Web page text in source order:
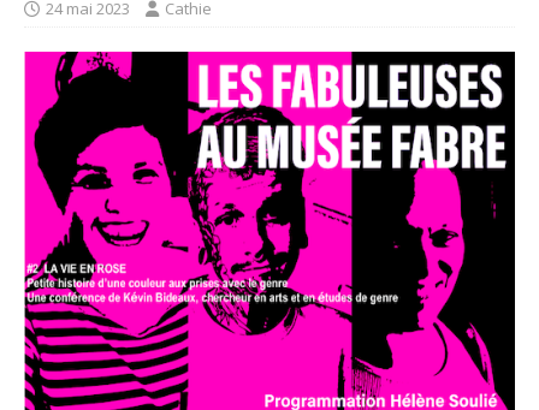
24 mai 2023 Cathie